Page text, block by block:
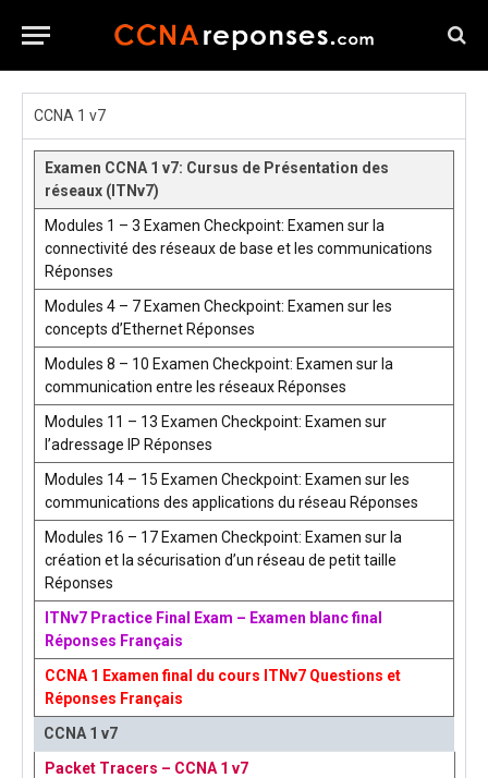
CCNA 1 v7
Examen CCNA 1 v7: Cursus de Présentation des
réseaux (ITNv7)
Modules 1 – 3 Examen Checkpoint: Examen sur la
connectivité des réseaux de base et les communications
Réponses
Modules 4 – 7 Examen Checkpoint: Examen sur les
concepts d’Ethernet Réponses
Modules 8 – 10 Examen Checkpoint: Examen sur la
communication entre les réseaux Réponses
Modules 11 – 13 Examen Checkpoint: Examen sur
l’adressage IP Réponses
Modules 14 – 15 Examen Checkpoint: Examen sur les
communications des applications du réseau Réponses
Modules 16 – 17 Examen Checkpoint: Examen sur la
création et la sécurisation d’un réseau de petit taille
Réponses
ITNv7 Practice Final Exam – Examen blanc final
Réponses Français
CCNA 1 Examen final du cours ITNv7 Questions et
Réponses Français
CCNA 1 v7
Packet Tracers – CCNA 1 v7